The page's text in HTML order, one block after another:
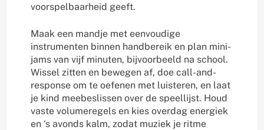
voorspelbaarheid geeft.
Maak een mandje met eenvoudige
instrumenten binnen handbereik en plan mini-
jams van vijf minuten, bijvoorbeeld na school.
Wissel zitten en bewegen af, doe call-and-
response om te oefenen met luisteren, en laat
je kind meebeslissen over de speellijst. Houd
vaste volumeregels en kies overdag energiek
en ‘s avonds kalm, zodat muziek je ritme